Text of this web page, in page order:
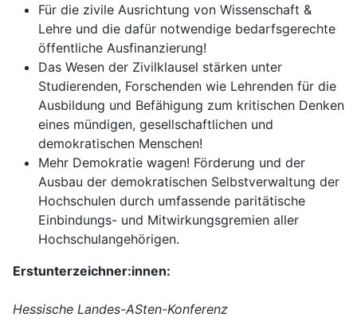
Für die zivile Ausrichtung von Wissenschaft &
Lehre und die dafür notwendige bedarfsgerechte
öffentliche Ausfinanzierung!
Das Wesen der Zivilklausel stärken unter
Studierenden, Forschenden wie Lehrenden für die
Ausbildung und Befähigung zum kritischen Denken
eines mündigen, gesellschaftlichen und
demokratischen Menschen!
Mehr Demokratie wagen! Förderung und der
Ausbau der demokratischen Selbstverwaltung der
Hochschulen durch umfassende paritätische
Einbindungs- und Mitwirkungsgremien aller
Hochschulangehörigen.
Erstunterzeichner:innen:
Hessische Landes-ASten-Konferenz